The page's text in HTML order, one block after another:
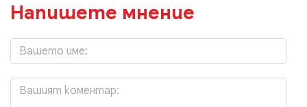
Напишете мнение